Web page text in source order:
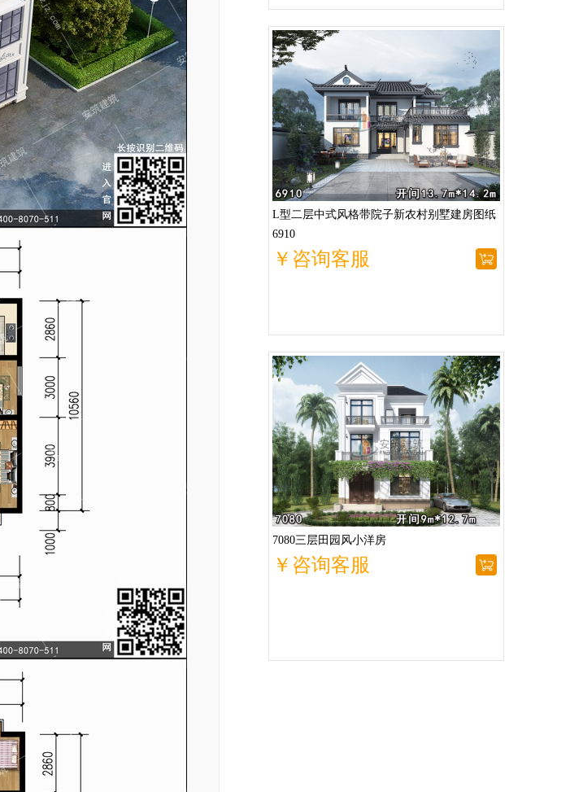
L型二层中式风格带院子新农村别墅建房图纸
6910
￥咨询客服
7080三层田园风小洋房
￥咨询客服